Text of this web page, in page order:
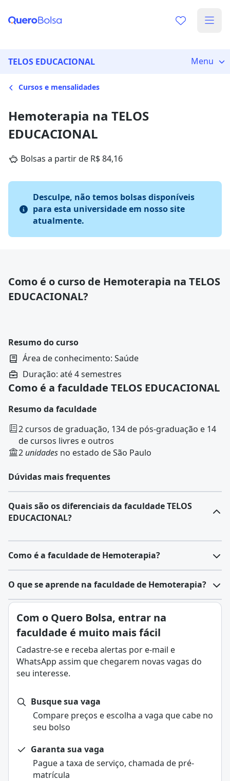
TELOS EDUCACIONAL Menu
Cursos e mensalidades
Hemoterapia na TELOS
EDUCACIONAL
Bolsas a partir de R$ 84,16
Desculpe, não temos bolsas disponíveis
para esta universidade em nosso site
atualmente.
Como é o curso de Hemoterapia na TELOS
EDUCACIONAL?
Resumo do curso
Área de conhecimento: Saúde
Duração: até 4 semestres
Como é a faculdade TELOS EDUCACIONAL
Resumo da faculdade
2 cursos de graduação, 134 de pós-graduação e 14
de cursos livres e outros
2 unidades no estado de São Paulo
Dúvidas mais frequentes
Quais são os diferenciais da faculdade TELOS
EDUCACIONAL?
Como é a faculdade de Hemoterapia?
O que se aprende na faculdade de Hemoterapia?
Com o Quero Bolsa, entrar na
faculdade é muito mais fácil
Cadastre-se e receba alertas por e-mail e
WhatsApp assim que chegarem novas vagas do
seu interesse.
Busque sua vaga
Compare preços e escolha a vaga que cabe no
seu bolso
Garanta sua vaga
Pague a taxa de serviço, chamada de pré-
matrícula